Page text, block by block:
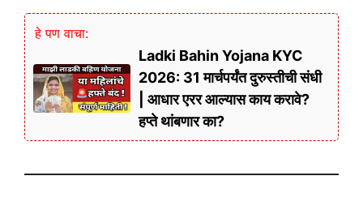
हे पण वाचा:
Ladki Bahin Yojana KYC
2026: 31 मार्चपर्यंत दुरुस्तीची संधी
| आधार एरर आल्यास काय करावे?
हप्ते थांबणार का?